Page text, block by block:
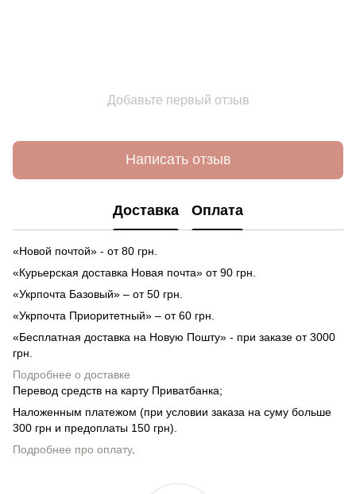
Добавьте первый отзыв
Написать отзыв
Доставка Оплата
«Новой почтой» - от 80 грн.
«Курьерская доставка Новая почта» от 90 грн.
«Укрпочта Базовый» – от 50 грн.
«Укрпочта Приоритетный» – от 60 грн.
«Бесплатная доставка на Новую Пошту» - при заказе от 3000
грн.
Подробнее о доставке
Перевод средств на карту Приватбанка;
Наложенным платежом (при условии заказа на суму больше
300 грн и предоплаты 150 грн).
Подробнее про оплату.